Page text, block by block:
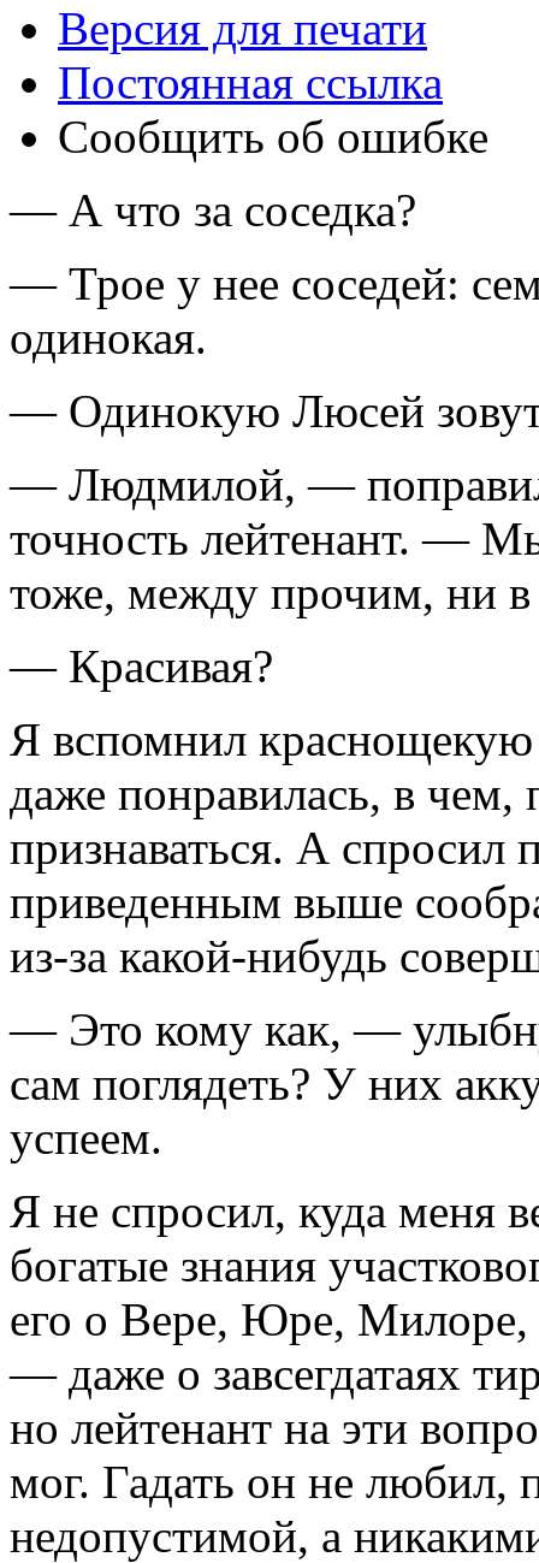
Версия для печати
Постоянная ссылка
Сообщить об ошибке
— А что за соседка?
— Трое у нее соседей:
одинокая.
— Одинокую Люсей
— Людмилой, —
точность лейтенант. —
тоже, между прочим, ни в
— Красивая?
Я вспомнил краснощекую
даже понравилась, в чем,
признаваться. А спросил
приведенным выше
из-за какой-нибудь
— Это кому как, —
сам поглядеть? У них
успеем.
Я не спросил, куда меня
богатые знания
его о Вере, Юре, Милоре,
— даже о завсегдатаях
но лейтенант на эти
мог. Гадать он не любил,
недопустимой, а